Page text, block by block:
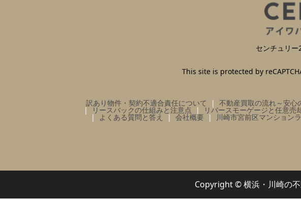
センチュリー
This site is protected by
訳あり物件・契約不適合責任について 不動産買取の流れ～安心
リースバックの仕組みと注意点 リバースモーゲージと任意売
よくある質問と答え 会社概要 川崎市宮前区マンション
Copyright © 横浜・川崎の